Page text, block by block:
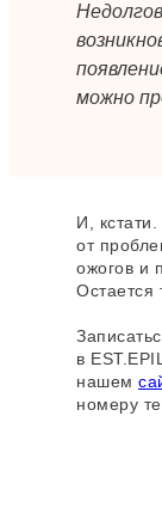
можно
И,
от
ожогов и
Остается
в
нашем
номеру